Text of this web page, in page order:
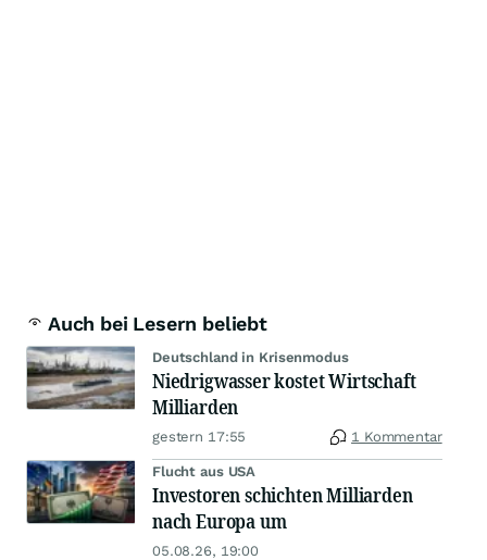
Auch bei Lesern beliebt
Deutschland in Krisenmodus
Niedrigwasser kostet Wirtschaft
Milliarden
gestern 17:55 1 Kommentar
Flucht aus USA
Investoren schichten Milliarden
nach Europa um
05.08.26, 19:00